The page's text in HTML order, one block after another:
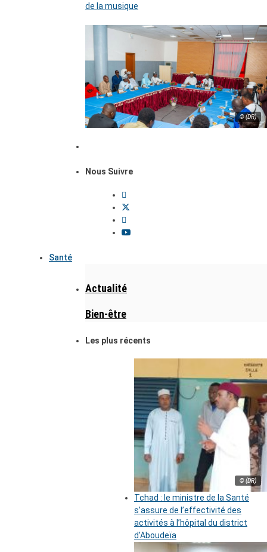
de la musique
© (DR)
Nous Suivre
Santé
Actualité
Bien-être
Les plus récents
© (DR)
Tchad : le ministre de la Santé
s’assure de l’effectivité des
activités à l’hôpital du district
d’Aboudeïa